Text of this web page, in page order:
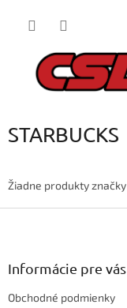
STARBUCKS
Žiadne produkty značky
Z
Informácie pre vás
Obchodné podmienky